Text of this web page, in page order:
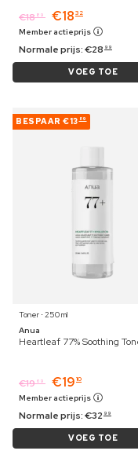
€18 89 €18 32
Member actieprijs
Normale prijs:€28 99
VOEG TOE
BESPAAR €13 89
Toner ⋅ 250 ml
Anua
Heartleaf 77% Soothing
€19 69 €19 10
Member actieprijs
Normale prijs:€32 99
VOEG TOE